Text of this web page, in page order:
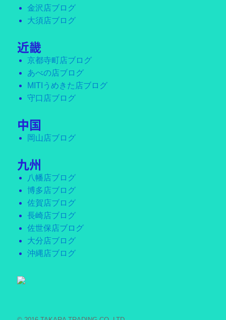
金沢店ブログ
大須店ブログ
近畿
京都寺町店ブログ
あべの店ブログ
MITIうめきた店ブログ
守口店ブログ
中国
岡山店ブログ
九州
八幡店ブログ
博多店ブログ
佐賀店ブログ
長崎店ブログ
佐世保店ブログ
大分店ブログ
沖縄店ブログ